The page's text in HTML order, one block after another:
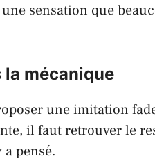
sensation que
la mécanique
une imitation
il faut retrouver le
a pensé.